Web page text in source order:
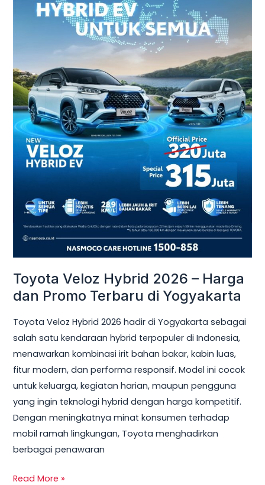
Toyota Veloz Hybrid 2026 – Harga
dan Promo Terbaru di Yogyakarta
Toyota Veloz Hybrid 2026 hadir di Yogyakarta sebagai
salah satu kendaraan hybrid terpopuler di Indonesia,
menawarkan kombinasi irit bahan bakar, kabin luas,
fitur modern, dan performa responsif. Model ini cocok
untuk keluarga, kegiatan harian, maupun pengguna
yang ingin teknologi hybrid dengan harga kompetitif.
Dengan meningkatnya minat konsumen terhadap
mobil ramah lingkungan, Toyota menghadirkan
berbagai penawaran
Promo
Terbaru
di
Yogyakarta
Read More »